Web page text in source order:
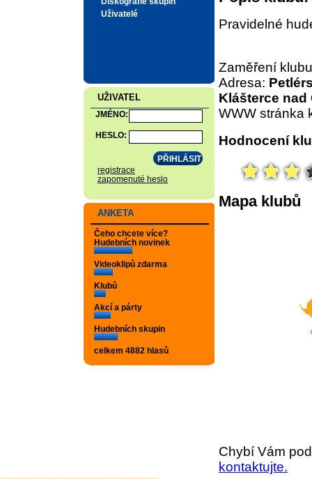
Uživatelé
UŽIVATEL
JMÉNO:
HESLO:
registrace
zapomenuté heslo
ANKETA
Čeho chcete více?
Hudebních novinek
Videoklipů zdarma
Klubů
Akcí a párty
Hudebních skupin
celkem 4882 hlasů
Pravidelné
Zaměření
Adresa:
Klášterce nad
WWW stránka
Hodnocení
Mapa klubů
Chybí Vám
kontaktujte.